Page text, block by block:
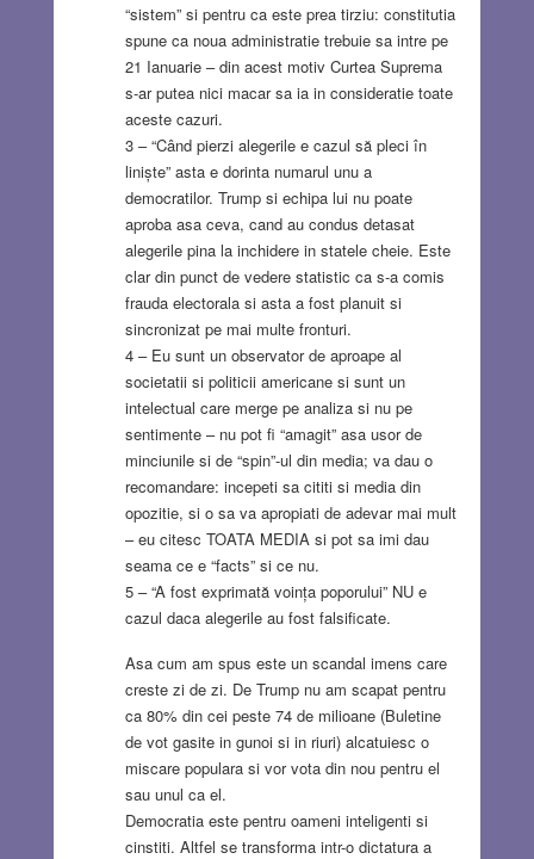
“sistem” si pentru ca este prea tirziu: constitutia
spune ca noua administratie trebuie sa intre pe
21 Ianuarie – din acest motiv Curtea Suprema
s-ar putea nici macar sa ia in consideratie toate
aceste cazuri.
3 – “Când pierzi alegerile e cazul să pleci în
liniște” asta e dorinta numarul unu a
democratilor. Trump si echipa lui nu poate
aproba asa ceva, cand au condus detasat
alegerile pina la inchidere in statele cheie. Este
clar din punct de vedere statistic ca s-a comis
frauda electorala si asta a fost planuit si
sincronizat pe mai multe fronturi.
4 – Eu sunt un observator de aproape al
societatii si politicii americane si sunt un
intelectual care merge pe analiza si nu pe
sentimente – nu pot fi “amagit” asa usor de
minciunile si de “spin”-ul din media; va dau o
recomandare: incepeti sa cititi si media din
opozitie, si o sa va apropiati de adevar mai mult
– eu citesc TOATA MEDIA si pot sa imi dau
seama ce e “facts” si ce nu.
5 – “A fost exprimată voința poporului” NU e
cazul daca alegerile au fost falsificate.
Asa cum am spus este un scandal imens care
creste zi de zi. De Trump nu am scapat pentru
ca 80% din cei peste 74 de milioane (Buletine
de vot gasite in gunoi si in riuri) alcatuiesc o
miscare populara si vor vota din nou pentru el
sau unul ca el.
Democratia este pentru oameni inteligenti si
cinstiti. Altfel se transforma intr-o dictatura a